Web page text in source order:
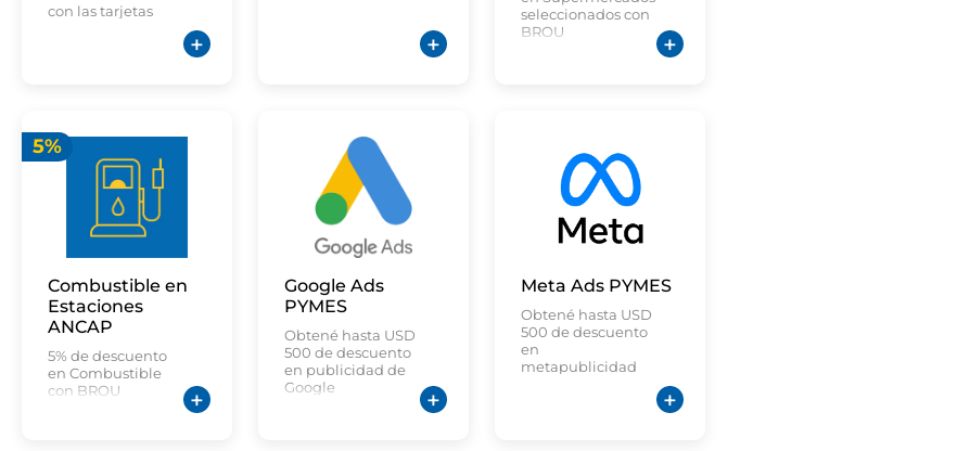
con las tarjetas
seleccionados con
BROU
5%
Combustible en
Estaciones
ANCAP
5% de descuento
en Combustible
con BROU
Google Ads
PYMES
Obtené hasta USD
500 de descuento
en publicidad de
Google
Meta Ads PYMES
Obtené hasta USD
500 de descuento
en
metapublicidad